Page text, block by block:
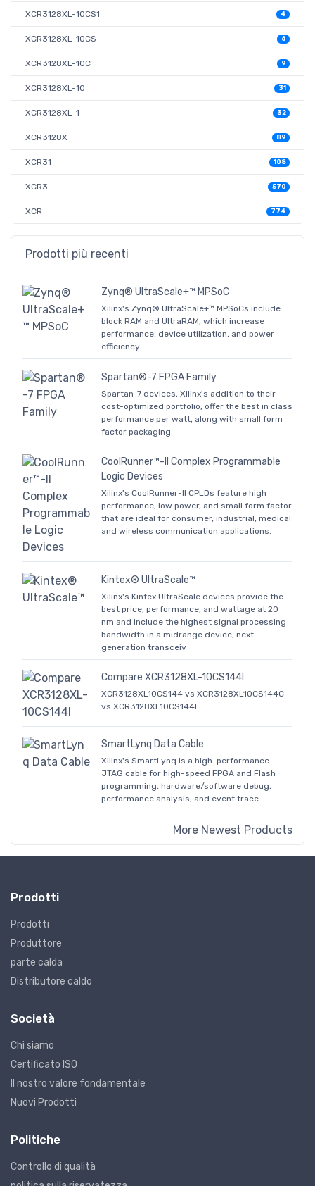
XCR3128XL-10CS1 4
XCR3128XL-10CS 6
XCR3128XL-10C 9
XCR3128XL-10 31
XCR3128XL-1 32
XCR3128X 89
XCR31 108
XCR3 570
XCR 774
Prodotti più recenti
Zynq® UltraScale+™ MPSoC
Xilinx's Zynq® UltraScale+™ MPSoCs include
block RAM and UltraRAM, which increase
performance, device utilization, and power
efficiency.
Spartan®-7 FPGA Family
Spartan-7 devices, Xilinx's addition to their
cost-optimized portfolio, offer the best in class
performance per watt, along with small form
factor packaging.
CoolRunner™-II Complex Programmable
Logic Devices
Xilinx's CoolRunner-II CPLDs feature high
performance, low power, and small form factor
that are ideal for consumer, industrial, medical
and wireless communication applications.
Kintex® UltraScale™
Xilinx's Kintex UltraScale devices provide the
best price, performance, and wattage at 20
nm and include the highest signal processing
bandwidth in a midrange device, next-
generation transceiv
Compare XCR3128XL-10CS144I
XCR3128XL10CS144 vs XCR3128XL10CS144C
vs XCR3128XL10CS144I
SmartLynq Data Cable
Xilinx's SmartLynq is a high-performance
JTAG cable for high-speed FPGA and Flash
programming, hardware/software debug,
performance analysis, and event trace.
More Newest Products
Prodotti
Prodotti
Produttore
parte calda
Distributore caldo
Società
Chi siamo
Certificato ISO
Il nostro valore fondamentale
Nuovi Prodotti
Politiche
Controllo di qualità